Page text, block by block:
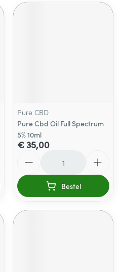
Pure CBD
Pure Cbd Oil Full Spectrum
5% 10ml
€ 35,00
Bestel